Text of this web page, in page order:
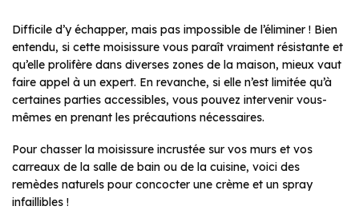
Difficile d’y échapper, mais pas impossible de l’éliminer ! Bien
entendu, si cette moisissure vous paraît vraiment résistante et
qu’elle prolifère dans diverses zones de la maison, mieux vaut
faire appel à un expert. En revanche, si elle n’est limitée qu’à
certaines parties accessibles, vous pouvez intervenir vous-
mêmes en prenant les précautions nécessaires.
Pour chasser la moisissure incrustée sur vos murs et vos
carreaux de la salle de bain ou de la cuisine, voici des
remèdes naturels pour concocter une crème et un spray
infaillibles !